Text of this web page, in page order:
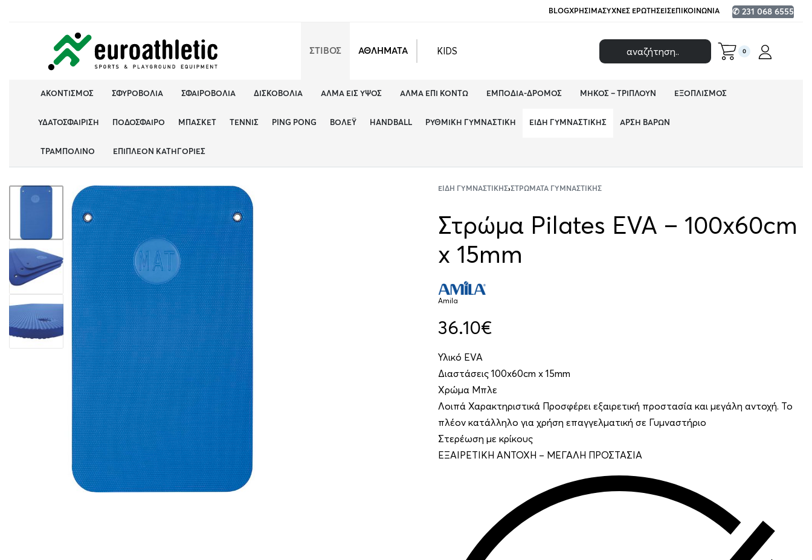
BLOGΧΡΉΣΙΜΑΣΥΧΝΈΣ ΕΡΩΤΉΣΕΙΣΕΠΙΚΟΙΝΩΝΊΑ ✆ 231 068 6555
ΣΤΙΒΟΣ ΑΘΛΗΜΑΤΑ KIDS 0
ΑΚΟΝΤΙΣΜΌΣ ΣΦΥΡΟΒΟΛΊΑ ΣΦΑΙΡΟΒΟΛΊΑ ΔΙΣΚΟΒΟΛΊΑ ΆΛΜΑ ΕΙΣ ΎΨΟΣ ΆΛΜΑ ΕΠΊ ΚΟΝΤΏ ΕΜΠΌΔΙΑ-ΔΡΌΜΟΣ ΜΉΚΟΣ – ΤΡΙΠΛΟΎΝ ΕΞΟΠΛΙΣΜΌΣ
ΥΔΑΤΟΣΦΑΊΡΙΣΗ ΠΟΔΌΣΦΑΙΡΟ ΜΠΆΣΚΕΤ ΤΈΝΝΙΣ PING PONG ΒΌΛΕΫ HANDBALL ΡΥΘΜΙΚΉ ΓΥΜΝΑΣΤΙΚΉ ΕΊΔΗ ΓΥΜΝΑΣΤΙΚΉΣ ΆΡΣΗ ΒΑΡΏΝ
ΤΡΑΜΠΟΛΊΝΟ ΕΠΙΠΛΈΟΝ ΚΑΤΗΓΟΡΊΕΣ
ΕΊΔΗ ΓΥΜΝΑΣΤΙΚΉΣ›ΣΤΡΏΜΑΤΑ ΓΥΜΝΑΣΤΙΚΉΣ
Στρώμα Pilates EVA – 100x60cm
x 15mm
Amila
36.10€
Υλικό EVA
Διαστάσεις 100x60cm x 15mm
Χρώμα Μπλε
Λοιπά Χαρακτηριστικά Προσφέρει εξαιρετική προστασία και μεγάλη αντοχή. Το
πλέον κατάλληλο για χρήση επαγγελματική σε Γυμναστήριο
Στερέωση με κρίκους
ΕΞΑΙΡΕΤΙΚΗ ΑΝΤΟΧΗ – ΜΕΓΑΛΗ ΠΡΟΣΤΑΣΙΑ